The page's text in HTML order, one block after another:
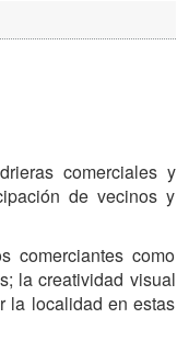
comerciales y
de vecinos y
comerciantes como
la creatividad visual
la localidad en estas